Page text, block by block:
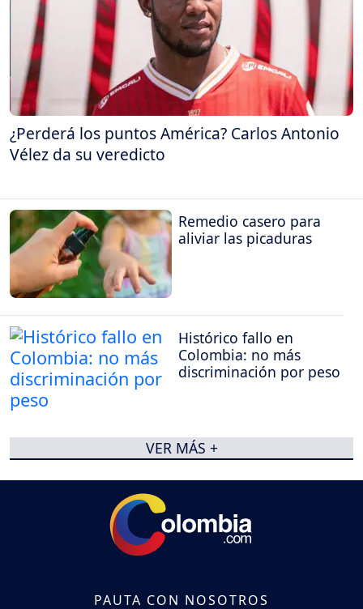
¿Perderá los puntos América? Carlos Antonio
Vélez da su veredicto
Remedio casero para
aliviar las picaduras
Histórico fallo en
Colombia: no más
discriminación por peso
VER MÁS +
PAUTA CON NOSOTROS